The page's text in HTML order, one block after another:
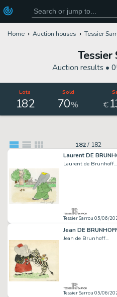
Home Auction houses Tessier
Tessier
Auction results •
Lots
182
Sold
70% €
182/ 182
Laurent de Brunhoff...
Tessier Sarrou 05/06/
Jean de Brunhoff...
Tessier Sarrou 05/06/